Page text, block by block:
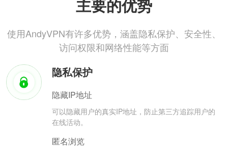
主要的优势
使用AndyVPN有许多优势，涵盖隐私保护、安全性、
访问权限和网络性能等方面
隐私保护
隐藏IP地址
可以隐藏用户的真实IP地址，防止第三方追踪用户的
在线活动。
匿名浏览